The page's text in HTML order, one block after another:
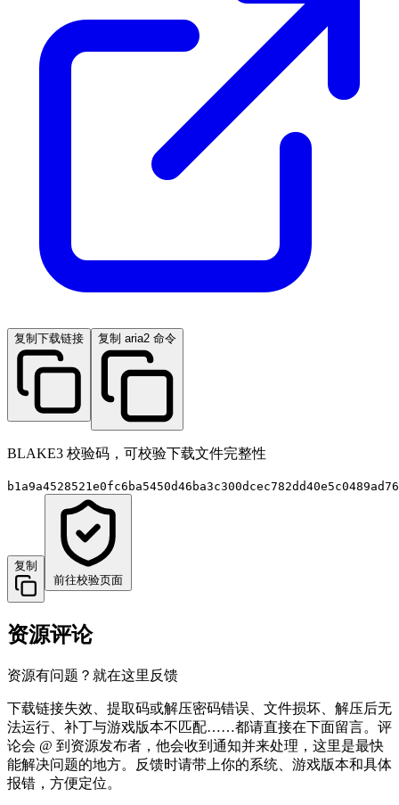
复制下载链接 复制 aria2 命令
BLAKE3 校验码，可校验下载文件完整性
复制
前往校验页面
资源评论
资源有问题？就在这里反馈
下载链接失效、提取码或解压密码错误、文件损坏、解压后无
法运行、补丁与游戏版本不匹配……都请直接在下面留言。评
论会 @ 到资源发布者，他会收到通知并来处理，这里是最快
能解决问题的地方。反馈时请带上你的系统、游戏版本和具体
报错，方便定位。